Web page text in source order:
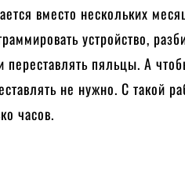
вместо нескольких
устройство,
пяльцы. А
не нужно. С такой
часов.